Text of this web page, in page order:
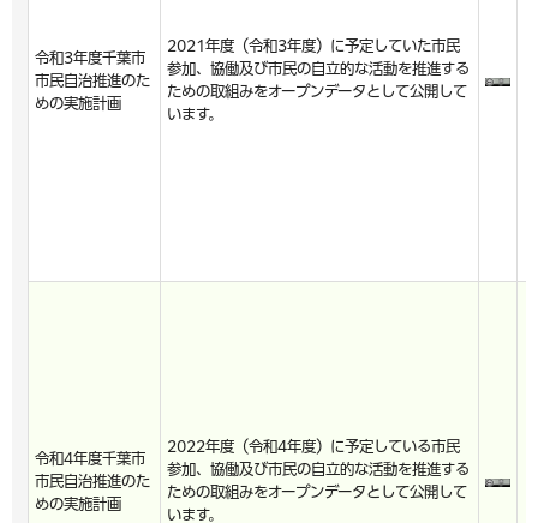
令和3年度千葉市
市民自治推進のた
めの実施計画
2021年度（令和3年度）に予定していた市民
参加、協働及び市民の自立的な活動を推進する
ための取組みをオープンデータとして公開して
います。
令和4年度千葉市
市民自治推進のた
めの実施計画
2022年度（令和4年度）に予定している市民
参加、協働及び市民の自立的な活動を推進する
ための取組みをオープンデータとして公開して
います。